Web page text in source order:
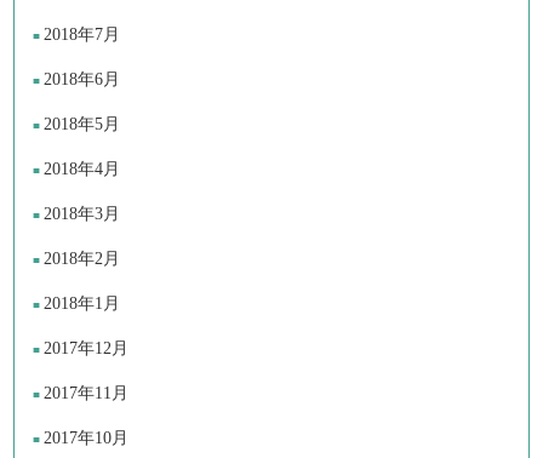
2018年7月
2018年6月
2018年5月
2018年4月
2018年3月
2018年2月
2018年1月
2017年12月
2017年11月
2017年10月